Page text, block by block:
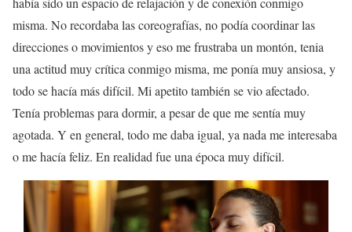
misma. No recordaba las coreografías, no podía coordinar las
direcciones o movimientos y eso me frustraba un montón, tenia
una actitud muy crítica conmigo misma, me ponía muy ansiosa, y
todo se hacía más difícil. Mi apetito también se vio afectado.
Tenía problemas para dormir, a pesar de que me sentía muy
agotada. Y en general, todo me daba igual, ya nada me interesaba
o me hacía feliz. En realidad fue una época muy difícil.